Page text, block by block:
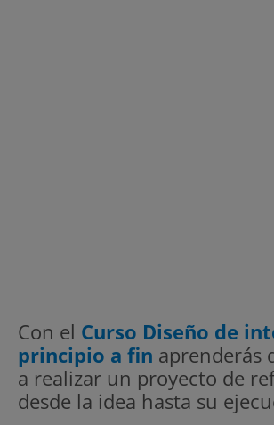
Con el Curso Diseño de
principio a fin aprenderás
a realizar un proyecto de
desde la idea hasta su